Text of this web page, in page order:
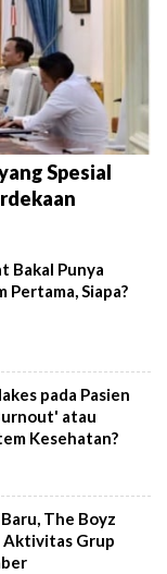
Spesial
Bakal Punya
Pertama, Siapa?
pada Pasien
atau
Kesehatan?
The Boyz
Aktivitas Grup